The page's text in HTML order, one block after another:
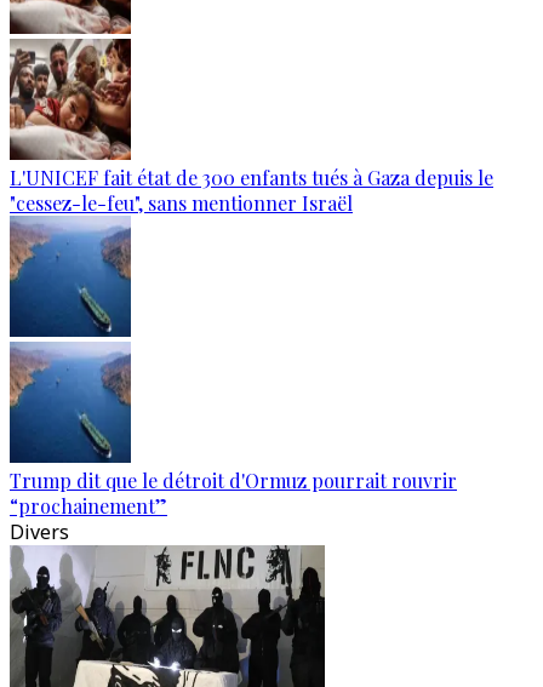
L'UNICEF fait état de 300 enfants tués à Gaza depuis le
"cessez-le-feu", sans mentionner Israël
Trump dit que le détroit d'Ormuz pourrait rouvrir
“prochainement”
Divers